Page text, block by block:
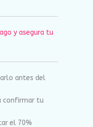
y asegura tu
antes del
confirmar tu
el 70%